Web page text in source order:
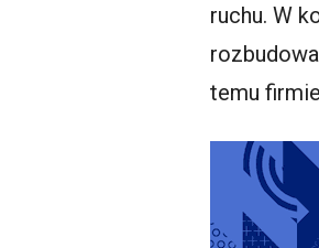
ruchu. W
temu